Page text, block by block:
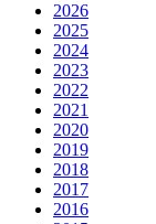
2026
2025
2024
2023
2022
2021
2020
2019
2018
2017
2016